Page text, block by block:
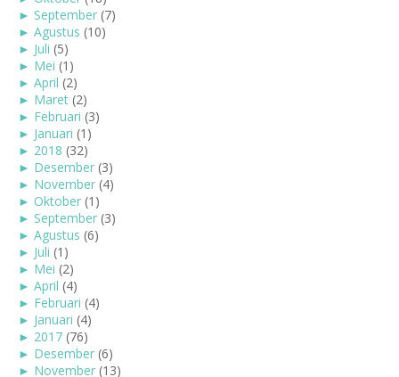
► September (7)
► Agustus (10)
► Juli (5)
► Mei (1)
► April (2)
► Maret (2)
► Februari (3)
► Januari (1)
► 2018 (32)
► Desember (3)
► November (4)
► Oktober (1)
► September (3)
► Agustus (6)
► Juli (1)
► Mei (2)
► April (4)
► Februari (4)
► Januari (4)
► 2017 (76)
► Desember (6)
► November (13)